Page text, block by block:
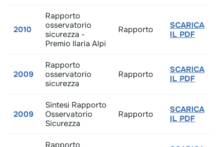
2010
Rapporto
osservatorio
sicurezza -
Premio Ilaria Alpi
Rapporto​
SCARICA
IL PDF
2009
Rapporto
osservatorio
sicurezza
Rapporto​
SCARICA
IL PDF
2009
Sintesi Rapporto
Osservatorio
Sicurezza
Rapporto​
SCARICA
IL PDF
Rapporto